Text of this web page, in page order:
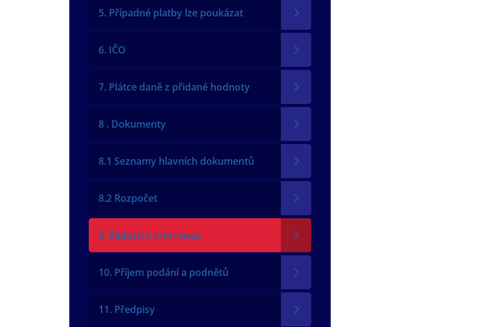
5. Případné platby lze poukázat
6. IČO
7. Plátce daně z přidané hodnoty
8 . Dokumenty
8.1 Seznamy hlavních dokumentů
8.2 Rozpočet
9. Žádosti o informace
10. Příjem podání a podnětů
11. Předpisy